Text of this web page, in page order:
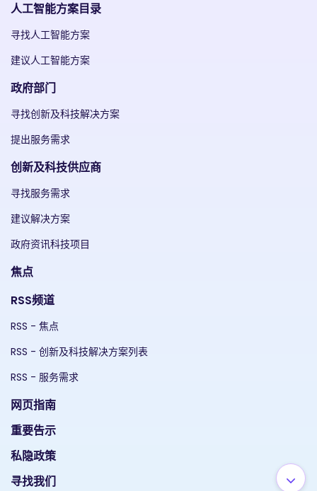
人工智能方案目录
寻找人工智能方案
建议人工智能方案
政府部门
寻找创新及科技解决方案
提出服务需求
创新及科技供应商
寻找服务需求
建议解决方案
政府资讯科技项目
焦点
RSS频道
RSS - 焦点
RSS - 创新及科技解决方案列表
RSS - 服务需求
网页指南
重要告示
私隐政策
寻找我们